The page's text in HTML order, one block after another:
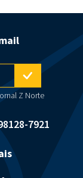
7921
Z Norte